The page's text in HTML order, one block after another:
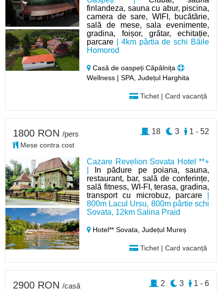
finlandeza, sauna cu abur, piscina,
camera de sare, WIFI, bucătărie,
sală de mese, sala evenimente,
gradina, foișor, grătar, echitație,
parcare | 4km pârtia de schi Băile
Homorod
Casă de oaspeți Căpâlnița
Wellness | SPA, Județul Harghita
Tichet | Card vacanță
Cazare Revelion Sovata Hotel **+
In pădure pe poiana, sauna,
restaurant, bar, sală de conferințe,
sală fitness, WI-FI, terasa, gradina,
transport cu microbuz, parcare|
800m Lacul Ursu, 800m pârtie schi
Sovata, 12km Salina Praid
Hotel** Sovata,Județul Mureș
Tichet | Card vacanță
1800 RON /pers
Mese contra cost
1 - 52
3
18
2900 RON /casă 1 - 6
3
2